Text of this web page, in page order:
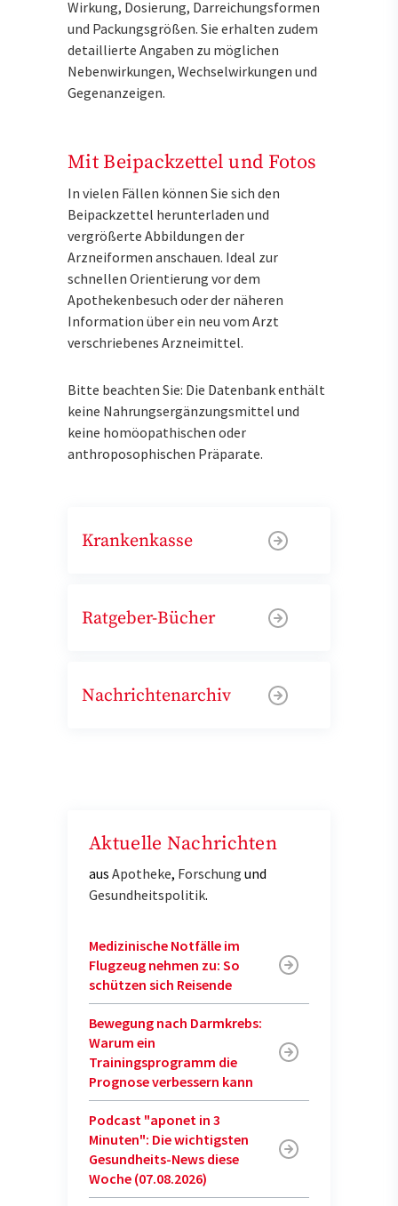
Wirkung, Dosierung, Darreichungsformen
und Packungsgrößen. Sie erhalten zudem
detaillierte Angaben zu möglichen
Nebenwirkungen, Wechselwirkungen und
Gegenanzeigen.
Mit Beipackzettel und Fotos
In vielen Fällen können Sie sich den
Beipackzettel herunterladen und
vergrößerte Abbildungen der
Arzneiformen anschauen. Ideal zur
schnellen Orientierung vor dem
Apothekenbesuch oder der näheren
Information über ein neu vom Arzt
verschriebenes Arzneimittel.
Bitte beachten Sie: Die Datenbank enthält
keine Nahrungsergänzungsmittel und
keine homöopathischen oder
anthroposophischen Präparate.
Krankenkasse
Ratgeber-Bücher
Nachrichtenarchiv
Aktuelle Nachrichten
aus Apotheke, Forschung und
Gesundheitspolitik.
Medizinische Notfälle im
Flugzeug nehmen zu: So
schützen sich Reisende
Bewegung nach Darmkrebs:
Warum ein
Trainingsprogramm die
Prognose verbessern kann
Podcast "aponet in 3
Minuten": Die wichtigsten
Gesundheits-News diese
Woche (07.08.2026)